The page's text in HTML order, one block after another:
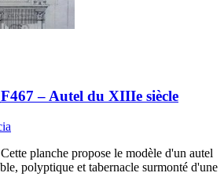
– Autel du XIIIe siècle
planche propose le modèle d'un autel
polyptique et tabernacle surmonté d'une